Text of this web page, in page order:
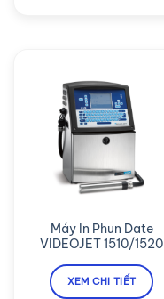
Máy In Phun Date
VIDEOJET 1510/1520
XEM CHI TIẾT